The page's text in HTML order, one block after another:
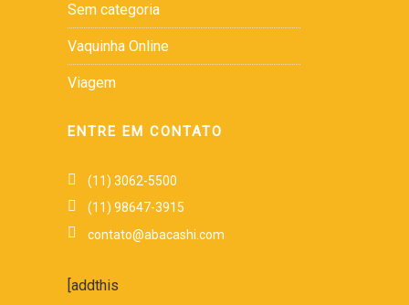
Sem categoria
Vaquinha Online
Viagem
ENTRE EM CONTATO
(11) 3062-5500
(11) 98647-3915
contato@abacashi.com
[addthis